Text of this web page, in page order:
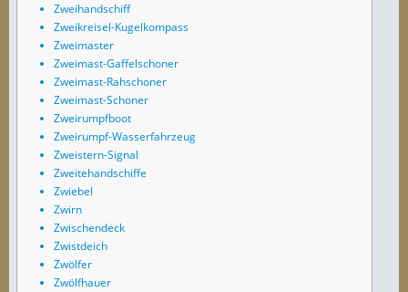
Zweihandschiff
Zweikreisel-Kugelkompass
Zweimaster
Zweimast-Gaffelschoner
Zweimast-Rahschoner
Zweimast-Schoner
Zweirumpfboot
Zweirumpf-Wasserfahrzeug
Zweistern-Signal
Zweitehandschiffe
Zwiebel
Zwirn
Zwischendeck
Zwistdeich
Zwölfer
Zwölfhauer